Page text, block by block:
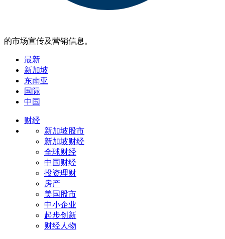
的市场宣传及营销信息。
最新
新加坡
东南亚
国际
中国
财经
新加坡股市
新加坡财经
全球财经
中国财经
投资理财
房产
美国股市
中小企业
起步创新
财经人物